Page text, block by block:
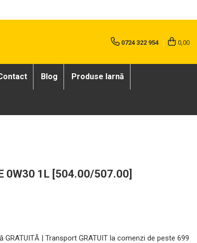
0724 322 954 0,00
Blog Produse Iarnă
0W30 1L [504.00/507.00]
GRATUITĂ | Transport GRATUIT la comenzi de peste 699